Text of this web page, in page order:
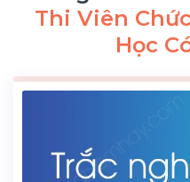
Thi Viên
Học